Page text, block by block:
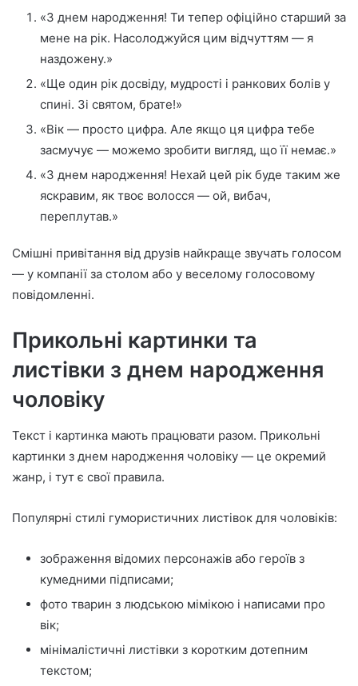
«З днем народження! Ти тепер офіційно старший за
мене на рік. Насолоджуйся цим відчуттям — я
наздожену.»
«Ще один рік досвіду, мудрості і ранкових болів у
спині. Зі святом, брате!»
«Вік — просто цифра. Але якщо ця цифра тебе
засмучує — можемо зробити вигляд, що її немає.»
«З днем народження! Нехай цей рік буде таким же
яскравим, як твоє волосся — ой, вибач,
переплутав.»
Смішні привітання від друзів найкраще звучать голосом
— у компанії за столом або у веселому голосовому
повідомленні.
Прикольні картинки та
листівки з днем народження
чоловіку
Текст і картинка мають працювати разом. Прикольні
картинки з днем народження чоловіку — це окремий
жанр, і тут є свої правила.
Популярні стилі гумористичних листівок для чоловіків:
зображення відомих персонажів або героїв з
кумедними підписами;
фото тварин з людською мімікою і написами про
вік;
мінімалістичні листівки з коротким дотепним
текстом;